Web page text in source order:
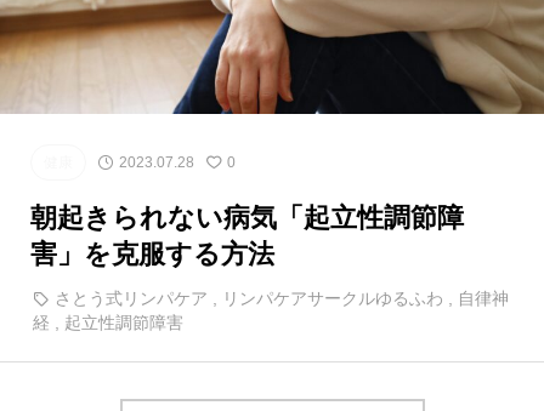
2023.07.28 0
朝起きられない病気「起立性調節障
害」を克服する方法
さとう式リンパケア , リンパケアサークルゆるふわ , 自律神
経 , 起立性調節障害